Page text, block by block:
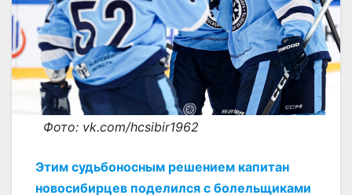
Фото: vk.com/hcsibir1962
Этим судьбоносным решением капитан
новосибирцев поделился с болельщиками